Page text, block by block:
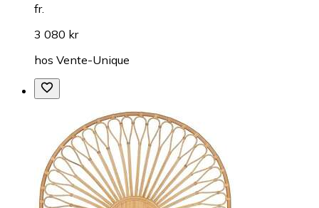
fr.
3 080 kr
hos Vente-Unique